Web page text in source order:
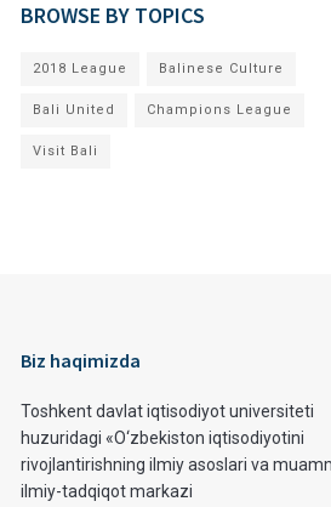
BROWSE BY TOPICS
2018 League Balinese Culture
Bali United Champions League
Visit Bali
Biz haqimizda
Toshkent davlat iqtisodiyot universiteti
huzuridagi «O‘zbekiston iqtisodiyotini
rivojlantirishning ilmiy asoslari va
ilmiy-tadqiqot markazi